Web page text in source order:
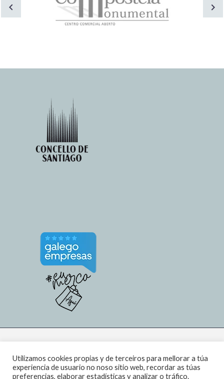
Utilizamos cookies propias y de terceiros para mellorar a túa
experiencia de usuario no noso sitio web, recordar as túas
preferencias, elaborar estadísticas y analizar o tráfico.